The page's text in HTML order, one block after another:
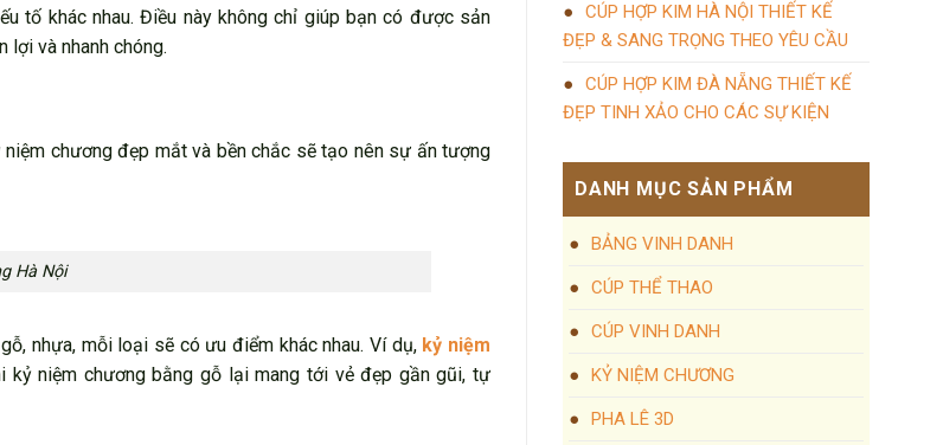
tố khác nhau. Điều này không chỉ giúp bạn có được sản
lợi và nhanh chóng.
chương đẹp mắt và bền chắc sẽ tạo nên sự ấn tượng
Hà Nội
nhựa, mỗi loại sẽ có ưu điểm khác nhau. Ví dụ, kỷ niệm
niệm chương bằng gỗ lại mang tới vẻ đẹp gần gũi, tự
CÚP HỢP KIM HÀ NỘI THIẾT KẾ
ĐẸP & SANG TRỌNG THEO YÊU CẦU
CÚP HỢP KIM ĐÀ NẴNG THIẾT KẾ
ĐẸP TINH XẢO CHO CÁC SỰ KIỆN
DANH MỤC SẢN PHẨM
BẢNG VINH DANH
CÚP THỂ THAO
CÚP VINH DANH
KỶ NIỆM CHƯƠNG
PHA LÊ 3D